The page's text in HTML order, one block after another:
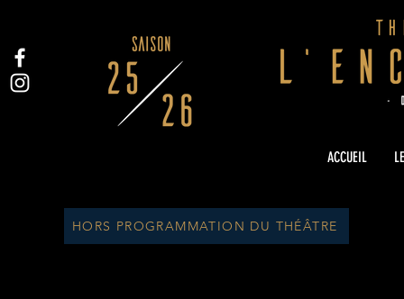
ACCUEIL
HORS PROGRAMMATION DU THÉÂTRE